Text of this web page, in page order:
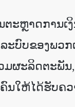
ະຫຼາດການເ
ລະບົບຂອງພວກ
ມຜະລິດຕະພັນ,
ນໃຫ້ໄດ້ຮັບຄ